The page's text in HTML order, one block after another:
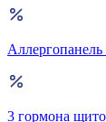
3 гормона